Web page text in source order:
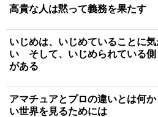
高貴な人は黙って義務を果たす
いじめは、いじめていることに
い そして、いじめられている側
がある
アマチュアとプロの違いとは何
い世界を見るためには